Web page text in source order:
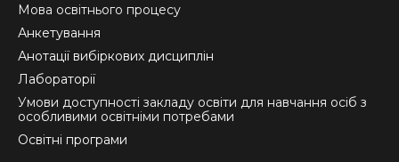
Мова освітнього процесу
Анкетування
Анотації вибіркових дисциплін
Лабораторії
Умови доступності закладу освіти для навчання осіб з
особливими освітніми потребами
Освітні програми